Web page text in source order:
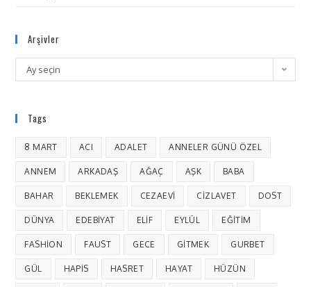
Arşivler
Ay seçin
Tags
8 MART ACI ADALET ANNELER GÜNÜ ÖZEL
ANNEM ARKADAŞ AĞAÇ AŞK BABA
BAHAR BEKLEMEK CEZAEVI CIZLAVET DOST
DÜNYA EDEBIYAT ELIF EYLÜL EĞITIM
FASHION FAUST GECE GITMEK GURBET
GÜL HAPIS HASRET HAYAT HÜZÜN